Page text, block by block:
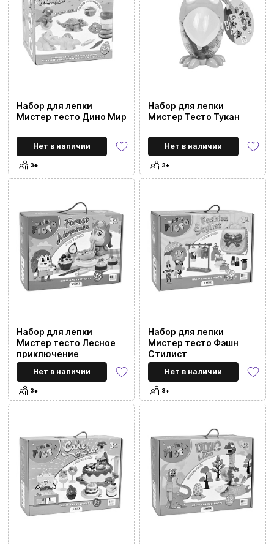
Набор для лепки
Мистер тесто Дино Мир
Нет в наличии
3+
Набор для лепки
Мистер Тесто Тукан
Нет в наличии
3+
Набор для лепки
Мистер тесто Лесное
приключение
Нет в наличии
3+
Набор для лепки
Мистер тесто Фэшн
Стилист
Нет в наличии
3+